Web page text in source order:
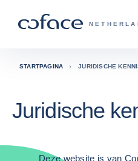
COFACE,
Terug naar startpagina
STARTPAGINA JURIDISCHE
Juridische
Deze website is van